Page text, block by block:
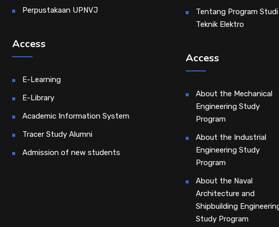
Perpustakaan UPNVJ
Access
E-Learning
E-Library
Academic Information System
Tracer Study Alumni
Admission of new students
Tentang Program Studi
Teknik Elektro
Access
About the Mechanical
Engineering Study
Program
About the Industrial
Engineering Study
Program
About the Naval
Architecture and
Shipbuilding
Study Program